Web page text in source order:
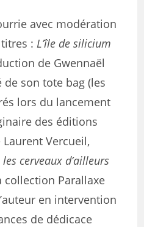
avec modération
titres :L’île de silicium
de Gwennaël
de son tote bag (les
lors du lancement
des éditions
Laurent Vercueil,
cerveaux d’ailleurs
collection Parallaxe
en intervention
de dédicace